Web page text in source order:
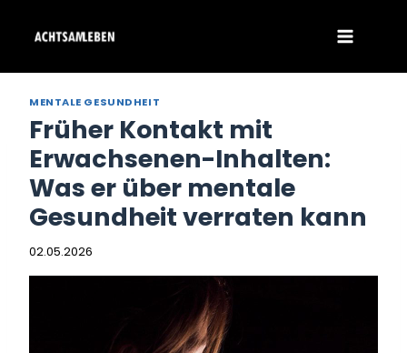
Inhalt
MENTALE GESUNDHEIT
Früher Kontakt mit
Erwachsenen-Inhalten:
Was er über mentale
Gesundheit verraten kann
02.05.2026